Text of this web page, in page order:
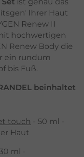
Set ist genau das
Ihrer Haut
Renew II
hochwertigen
Renew Body die
ein rundum
bis Fuß.
beinhaltet
touch - 50 ml -
Haut
ml -